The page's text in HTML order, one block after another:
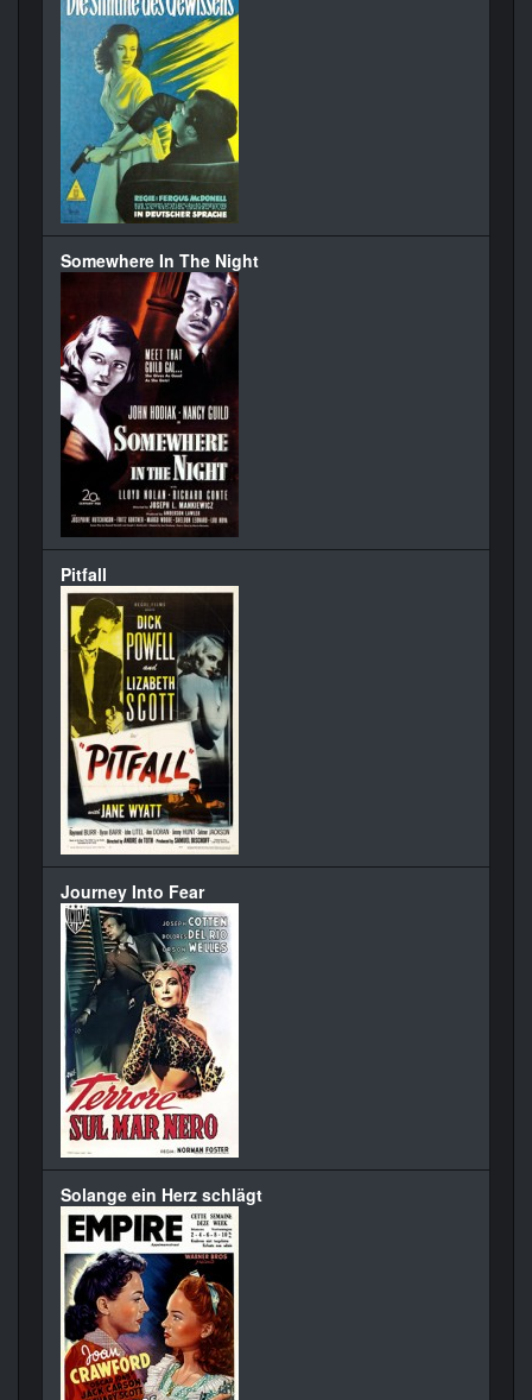
Somewhere In The Night
Pitfall
Journey Into Fear
Solange ein Herz schlägt